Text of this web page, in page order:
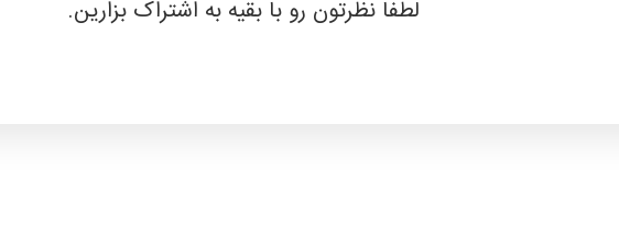
لطفا نظرتون رو با بقیه به اشتراک بزارین.